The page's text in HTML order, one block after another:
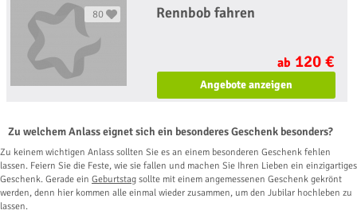
80 Rennbob fahren
ab 120 €
Angebote anzeigen
Zu welchem Anlass eignet sich ein besonderes Geschenk besonders?
Zu keinem wichtigen Anlass sollten Sie es an einem besonderen Geschenk fehlen
lassen. Feiern Sie die Feste, wie sie fallen und machen Sie Ihren Lieben ein einzigartiges
Geschenk. Gerade ein Geburtstag sollte mit einem angemessenen Geschenk gekrönt
werden, denn hier kommen alle einmal wieder zusammen, um den Jubilar hochleben zu
lassen.